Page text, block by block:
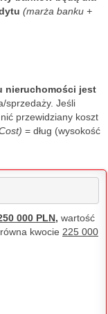
(marża banku +
nieruchomości jest
sprzedaży. Jeśli
przewidziany koszt
= dług (wysokość
000 PLN, wartość
kwocie 225 000